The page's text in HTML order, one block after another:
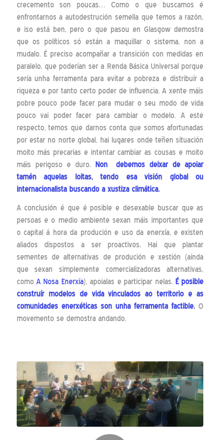
crecemento son poucas… Como o que buscamos é
enfrontarnos a autodestrución semella que temos a razón,
e iso está ben, pero o que pasou en Glasgow demostra
que os políticos só están a maquillar o sistema, non a
mudalo. É preciso acompañar a transición con medidas en
paralelo, que poderían ser a Renda Básica Universal porque
sería unha ferramenta para evitar a pobreza e distribuír a
riqueza e por tanto certo poder de influencia. A xente máis
pobre pouco pode facer para mudar o seu modo de vida
pouco vai poder facer para cambiar o modelo. A este
respecto, temos que darnos conta que somos afortunadas
por estar no norte global, hai lugares onde teñen situación
moito más precarias e intentar cambiar as cousas e moito
máis perigoso e duro.
Non debemos deixar de apoiar
tamén aquelas loitas, tendo esa visión global ou
internacionalista buscando a xustiza climática.
A conclusión é que é posible e desexable buscar que as
persoas e o medio ambiente sexan máis importantes que
o capital á hora da produción e uso da enerxía, e existen
aliados dispostos a ser proactivos. Hai que plantar
sementes de alternativas de produción e xestión (aínda
que sexan simplemente comercializadoras alternativas,
comoA Nosa Enerxía), apoialas e participar nelas. É posible
construír modelos de vida vinculados ao territorio e as
comunidades enerxéticas son unha ferramenta factible. O
movemento se demostra andando.